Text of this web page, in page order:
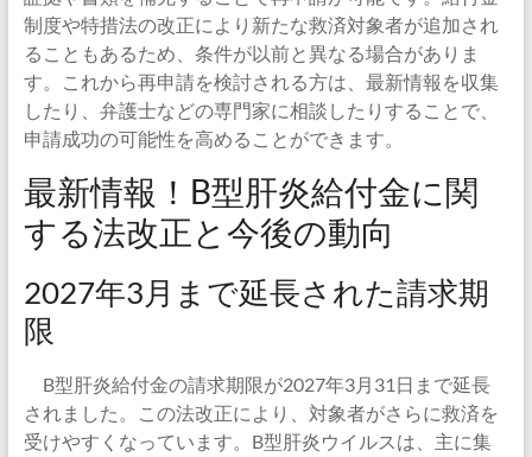
制度や特措法の改正により新たな救済対象者が追加され
ることもあるため、条件が以前と異なる場合がありま
す。これから再申請を検討される方は、最新情報を収集
したり、弁護士などの専門家に相談したりすることで、
申請成功の可能性を高めることができます。
最新情報！B型肝炎給付金に関
する法改正と今後の動向
2027年3月まで延長された請求期
限
B型肝炎給付金の請求期限が2027年3月31日まで延長
されました。この法改正により、対象者がさらに救済を
受けやすくなっています。B型肝炎ウイルスは、主に集